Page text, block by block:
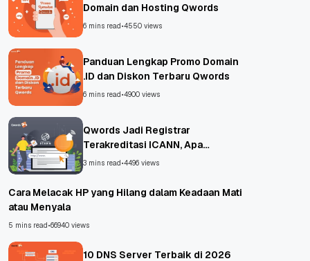
Domain dan Hosting Qwords
6 mins read•4550 views
Panduan Lengkap Promo Domain
.ID dan Diskon Terbaru Qwords
6 mins read•4900 views
Qwords Jadi Registrar
Terakreditasi ICANN, Apa
Untungnya?
3 mins read•4496 views
Cara Melacak HP yang Hilang dalam Keadaan Mati
atau Menyala
5 mins read•66940 views
10 DNS Server Terbaik di 2026